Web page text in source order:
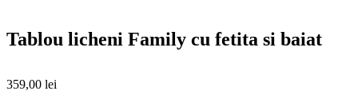
Tablou licheni Family cu fetita si baiat
359,00 lei